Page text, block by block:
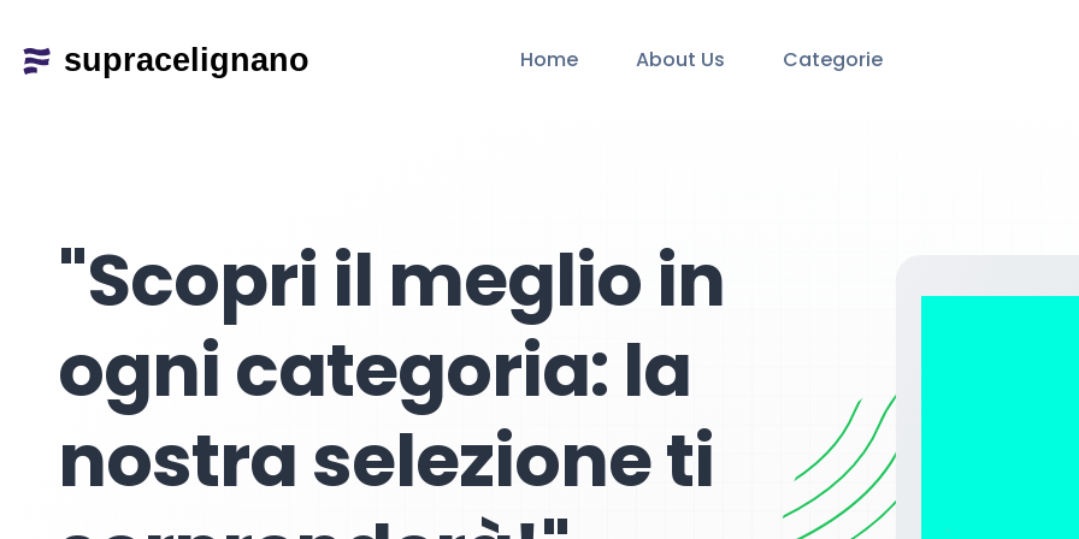
Home About Us Categorie
"Scopri il meglio in
ogni categoria: la
nostra selezione ti